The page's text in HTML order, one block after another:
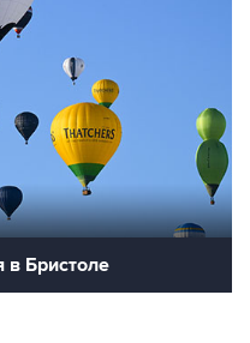
в Бристоле